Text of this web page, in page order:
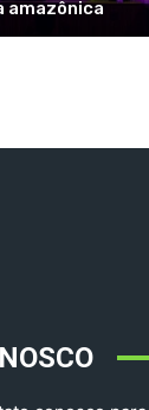
amazônica